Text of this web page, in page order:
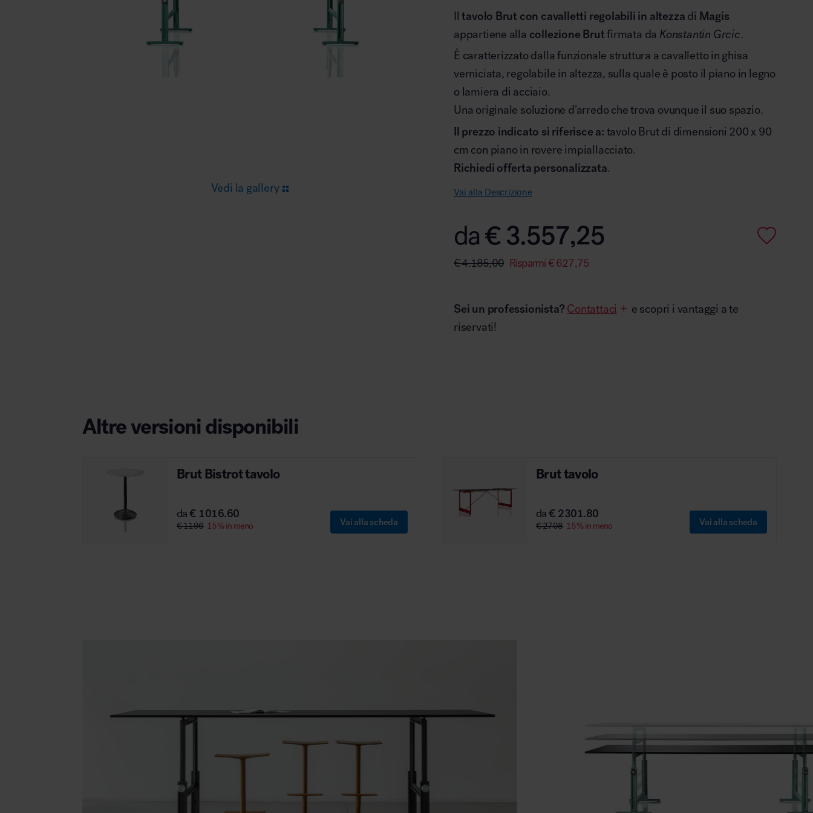
Area riunione e convegni Arredo area reception
Vedi la gallery
Iltavolo Brut con cavalletti regolabili in altezza di Magis
appartiene alla collezione Brutfirmata da Konstantin Grcic.
È caratterizzato dalla funzionale struttura a cavalletto in ghisa
verniciata, regolabile in altezza, sulla quale è posto il piano in legno
o lamiera di acciaio.
Una originale soluzione d’arredo che trova ovunque il suo spazio.
Il prezzo indicato si riferisce a: tavolo Brut di dimensioni 200 x 90
cm con piano in rovere impiallacciato.
Richiedi offerta personalizzata.
Vai alla Descrizione
da€3.557,25
€4.185,00 Risparmi€627,75
Sei un professionista? Contattaci
e scopri i vantaggi a te
riservati!
Altre versioni disponibili
Brut Bistrot tavolo
da€ 1016.60
€ 1196 15% in meno Vai alla scheda
Brut tavolo
da€ 2301.80
€ 2708 15% in meno Vai alla scheda